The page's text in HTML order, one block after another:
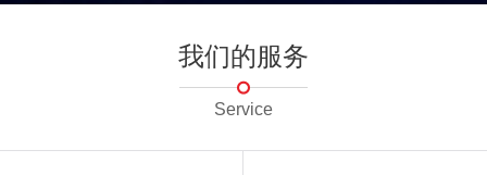
我们的服务
Service